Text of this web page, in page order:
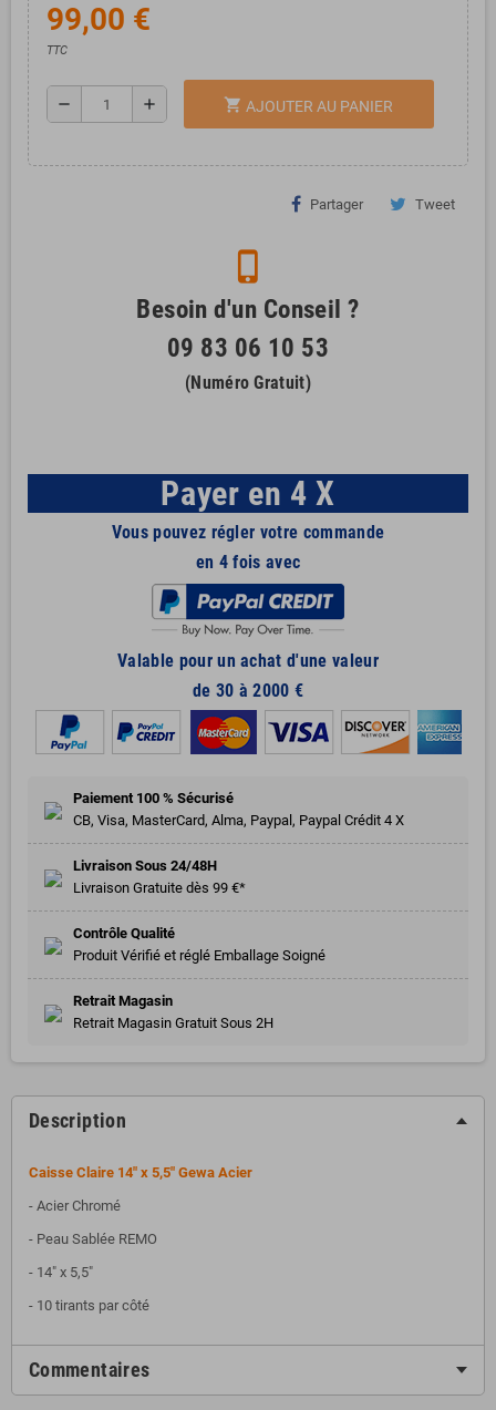
99,00 €
TTC
remove add shopping_cart AJOUTER AU PANIER
Partager Tweet
phone_iphone
Besoin d'un Conseil ?
09 83 06 10 53
(Numéro Gratuit)
Payer en 4 X
Vous pouvez régler votre commande
en 4 fois avec
Valable pour un achat d'une valeur
de 30 à 2000 €
Paiement 100 % Sécurisé
CB, Visa, MasterCard, Alma, Paypal, Paypal Crédit 4 X
Livraison Sous 24/48H
Livraison Gratuite dès 99 €*
Contrôle Qualité
Produit Vérifié et réglé Emballage Soigné
Retrait Magasin
Retrait Magasin Gratuit Sous 2H
Description
Caisse Claire 14" x 5,5" Gewa Acier
- Acier Chromé
- Peau Sablée REMO
- 14" x 5,5"
- 10 tirants par côté
Commentaires